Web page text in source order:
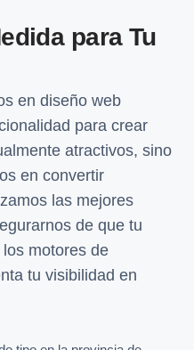
para Tu
en diseño web
para crear
atractivos, sino
en convertir
las mejores
de que tu
motores de
tu visibilidad en